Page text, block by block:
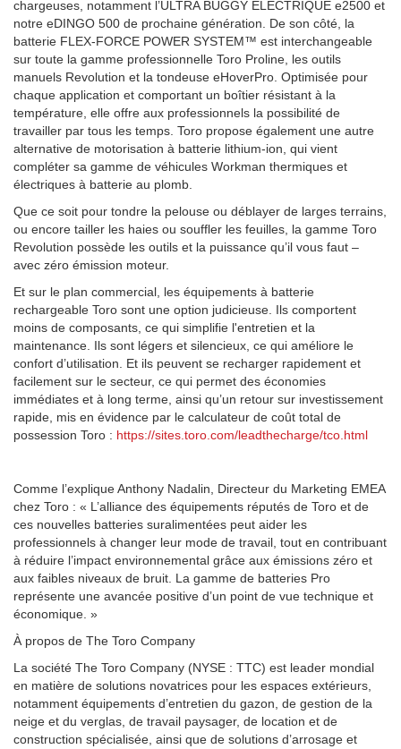
chargeuses, notamment l’ULTRA BUGGY ÉLECTRIQUE e2500 et
notre eDINGO 500 de prochaine génération. De son côté, la
batterie FLEX-FORCE POWER SYSTEM™ est interchangeable
sur toute la gamme professionnelle Toro Proline, les outils
manuels Revolution et la tondeuse eHoverPro. Optimisée pour
chaque application et comportant un boîtier résistant à la
température, elle offre aux professionnels la possibilité de
travailler par tous les temps. Toro propose également une autre
alternative de motorisation à batterie lithium-ion, qui vient
compléter sa gamme de véhicules Workman thermiques et
électriques à batterie au plomb.
Que ce soit pour tondre la pelouse ou déblayer de larges terrains,
ou encore tailler les haies ou souffler les feuilles, la gamme Toro
Revolution possède les outils et la puissance qu’il vous faut –
avec zéro émission moteur.
Et sur le plan commercial, les équipements à batterie
rechargeable Toro sont une option judicieuse. Ils comportent
moins de composants, ce qui simplifie l'entretien et la
maintenance. Ils sont légers et silencieux, ce qui améliore le
confort d’utilisation. Et ils peuvent se recharger rapidement et
facilement sur le secteur, ce qui permet des économies
immédiates et à long terme, ainsi qu’un retour sur investissement
rapide, mis en évidence par le calculateur de coût total de
possession Toro : https://sites.toro.com/leadthecharge/tco.html
Comme l’explique Anthony Nadalin, Directeur du Marketing EMEA
chez Toro : « L’alliance des équipements réputés de Toro et de
ces nouvelles batteries suralimentées peut aider les
professionnels à changer leur mode de travail, tout en contribuant
à réduire l’impact environnemental grâce aux émissions zéro et
aux faibles niveaux de bruit. La gamme de batteries Pro
représente une avancée positive d’un point de vue technique et
économique. »
À propos de The Toro Company
La société The Toro Company (NYSE : TTC) est leader mondial
en matière de solutions novatrices pour les espaces extérieurs,
notamment équipements d’entretien du gazon, de gestion de la
neige et du verglas, de travail paysager, de location et de
construction spécialisée, ainsi que de solutions d’arrosage et